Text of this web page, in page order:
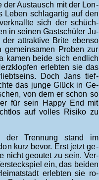
der Aus­tausch mit der Lon­
Leben schlag­artig auf den
sich der schüch­
in seinen Gast­schüler Ju­
at­trak­tive Brite eben­so
Pro­ben zur
kamen beide sich end­lich
er­lebten sie das
Doch Jans tief­
das junge Glück in Ge­
von dem er schon so
für sein Happy End mit
auf volles Risiko zu
der Tren­nung stand im
kurz be­vor. Erst jetzt ge­
nicht ge­outet zu sein. Ver­
ein, das beiden
er­lebten sie ro­